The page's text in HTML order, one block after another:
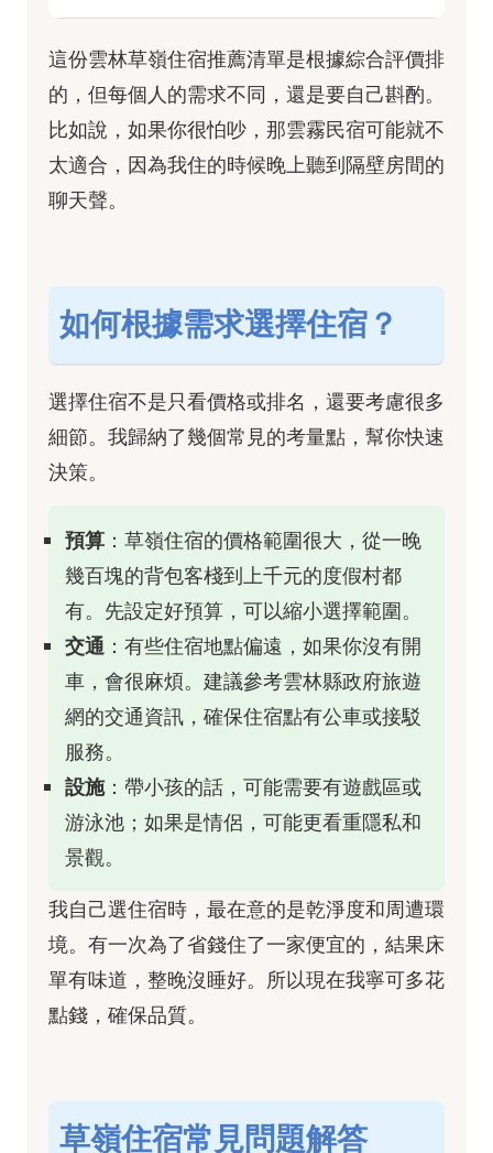
這份雲林草嶺住宿推薦清單是根據綜合評價排
的，但每個人的需求不同，還是要自己斟酌。
比如說，如果你很怕吵，那雲霧民宿可能就不
太適合，因為我住的時候晚上聽到隔壁房間的
聊天聲。
如何根據需求選擇住宿？
選擇住宿不是只看價格或排名，還要考慮很多
細節。我歸納了幾個常見的考量點，幫你快速
決策。
預算 ：草嶺住宿的價格範圍很大，從一晚
幾百塊的背包客棧到上千元的度假村都
有。先設定好預算，可以縮小選擇範圍。
交通 ：有些住宿地點偏遠，如果你沒有開
車，會很麻煩。建議參考雲林縣政府旅遊
網的交通資訊，確保住宿點有公車或接駁
服務。
設施：帶小孩的話，可能需要有遊戲區或
游泳池；如果是情侶，可能更看重隱私和
景觀。
我自己選住宿時，最在意的是乾淨度和周遭環
境。有一次為了省錢住了一家便宜的，結果床
單有味道，整晚沒睡好。所以現在我寧可多花
點錢，確保品質。
草嶺住宿常見問題解答